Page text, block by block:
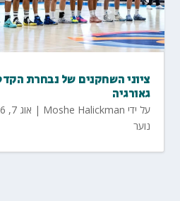
ציוני השחקנים של נבחרת
גאורגיה
על ידי Moshe Halickman
| אוג 7, 2026
נוער